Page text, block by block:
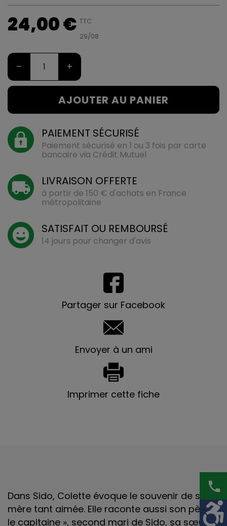
24,00 € TTC
29/08
– +
AJOUTER AU PANIER
PAIEMENT SÉCURISÉ
Paiement sécurisé en 1 ou 3 fois par carte
bancaire via Crédit Mutuel
LIVRAISON OFFERTE
à partir de 150 € d'achats en France
métropolitaine
SATISFAIT OU REMBOURSÉ
14 jours pour changer d'avis
Partager sur Facebook
Envoyer à un ami
Imprimer cette fiche
Dans Sido, Colette évoque le souvenir de sa
mère tant aimée. Elle raconte aussi son père, «
le capitaine », second mari de Sido, sa sœur
phone